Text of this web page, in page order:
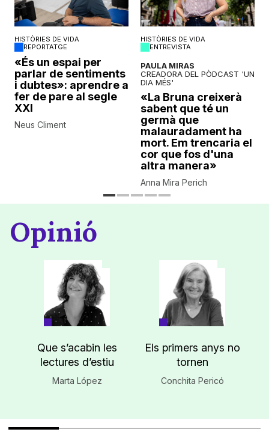
HISTÒRIES DE VIDA
REPORTATGE
«És un espai per
parlar de sentiments
i dubtes»: aprendre a
fer de pare al segle
XXI
Neus Climent
HISTÒRIES DE VIDA
ENTREVISTA
PAULA MIRAS
CREADORA DEL PÒDCAST 'UN
DIA MÉS'
«La Bruna creixerà
sabent que té un
germà que
malauradament ha
mort. Em trencaria el
cor que fos d'una
altra manera»
Anna Mira Perich
Opinió
Que s’acabin les
lectures d’estiu
Marta López
Els primers anys no
tornen
Conchita Pericó